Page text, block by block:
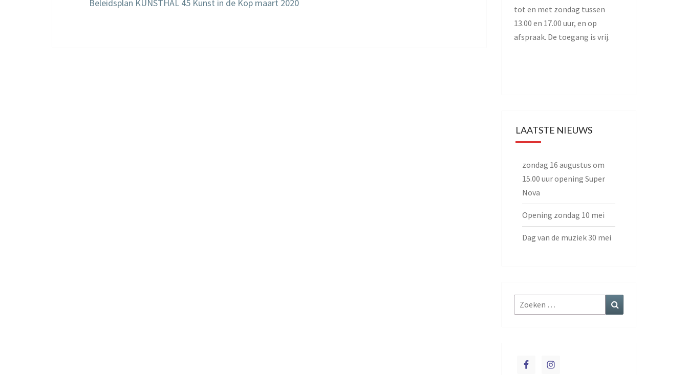
Beleidsplan KUNSTHAL 45 Kunst in de Kop maart 2020
tot en met zondag tussen
13.00 en 17.00 uur, en op
afspraak. De toegang is vrij.
LAATSTE NIEUWS
zondag 16 augustus om
15.00 uur opening Super
Nova
Opening zondag 10 mei
Dag van de muziek 30 mei
Zoeken
naar: